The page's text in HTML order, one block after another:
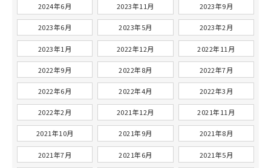
2024年6月 2023年11月 2023年9月
2023年6月 2023年5月 2023年2月
2023年1月 2022年12月 2022年11月
2022年9月 2022年8月 2022年7月
2022年6月 2022年4月 2022年3月
2022年2月 2021年12月 2021年11月
2021年10月 2021年9月 2021年8月
2021年7月 2021年6月 2021年5月